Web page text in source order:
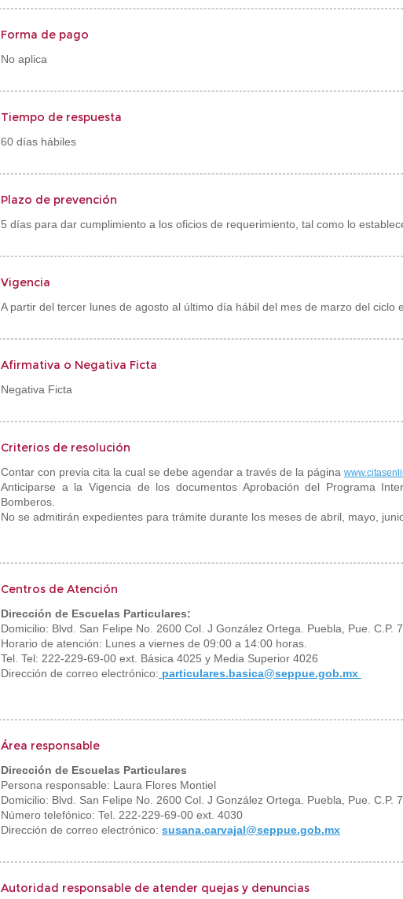
Forma de pago
No aplica
Tiempo de respuesta
60 días hábiles
Plazo de prevención
5 días para dar cumplimiento a los oficios de requerimiento, tal como lo
Vigencia
A partir del tercer lunes de agosto al último día hábil del mes de marzo del ciclo
Afirmativa o Negativa Ficta
Negativa Ficta
Criterios de resolución
Contar con previa cita la cual se debe agendar a través de la página
Anticiparse a la Vigencia de los documentos Aprobación del Programa
Bomberos.
No se admitirán expedientes para trámite durante los meses de abril, mayo,
Centros de Atención
Dirección de Escuelas Particulares:
Domicilio: Blvd. San Felipe No. 2600 Col. J González Ortega. Puebla, Pue. C.P.
Horario de atención: Lunes a viernes de 09:00 a 14:00 horas.
Tel. Tel: 222-229-69-00 ext. Básica 4025 y Media Superior 4026
Dirección de correo electrónico: particulares.basica@seppue.gob.mx
Área responsable
Dirección de Escuelas Particulares
Persona responsable: Laura Flores Montiel
Domicilio: Blvd. San Felipe No. 2600 Col. J González Ortega. Puebla, Pue. C.P.
Número telefónico: Tel. 222-229-69-00 ext. 4030
Dirección de correo electrónico: susana.carvajal@seppue.gob.mx
Autoridad responsable de atender quejas y denuncias